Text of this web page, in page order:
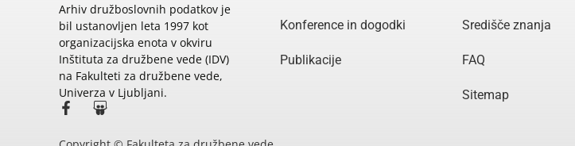
Arhiv družboslovnih podatkov je
bil ustanovljen leta 1997 kot
organizacijska enota v okviru
Inštituta za družbene vede (IDV)
na Fakulteti za družbene vede,
Univerza v Ljubljani.
Konference in dogodki
Publikacije
Središče znanja
FAQ
Sitemap